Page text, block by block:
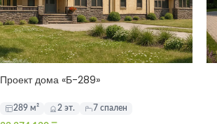
Проект дома «Б-289»
289 м² 2 эт. 7 спален